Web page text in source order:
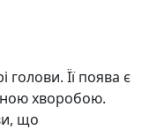
голови. Її поява є
хворобою.
що